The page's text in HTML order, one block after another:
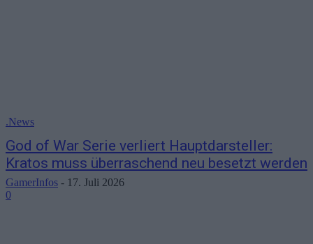
.News
God of War Serie verliert Hauptdarsteller:
Kratos muss überraschend neu besetzt werden
GamerInfos - 17. Juli 2026
0